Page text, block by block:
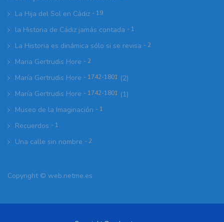
La Hija del Sol en Cádiz - 19
la Historia de Cádiz jamás contada - 1
La Historia es dinámica sólo si se revisa - 2
Maria Gertrudis Hore - 2
María Gertrudis Hore - 1742-1801 (2)
María Gertrudis Hore - 1742-1801 (1)
Museo de la Imaginación - 1
Recuerdos - 1
Una calle sin nombre - 2
Copyright © web.netme.es